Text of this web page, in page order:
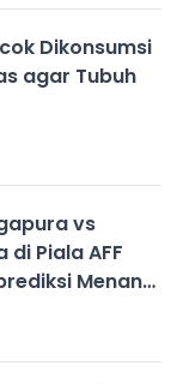
Dikonsumsi
agar Tubuh
vs
di Piala AFF
Menang